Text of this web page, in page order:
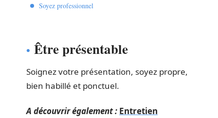
Soyez professionnel
Être présentable
Soignez votre présentation, soyez propre,
bien habillé et ponctuel.
A découvrir également : Entretien